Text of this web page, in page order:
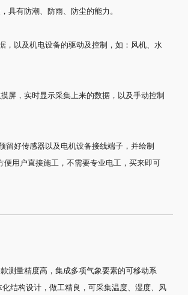
有防潮、防雨、防尘的能力。
以及机电设备的驱动及控制，如：风机、水
，实时显示采集上来的数据，以及手动控制
好传感器以及电机设备接线端子，并绘制
便用户直接施工，不需要专业电工，买来即可
测量精度高，集成多项气象要素的可移动系
结构设计，做工精良，可采集温度、湿度、风